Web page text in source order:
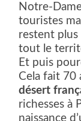
Notre-
touristes
restent plus
tout le
Et puis
Cela fait 70
désert
richesses à
naissance